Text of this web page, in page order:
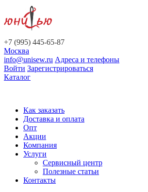
+7 (995) 445-65-87
Москва
info@unisew.ru Адреса и телефоны
Войти Зарегистрироваться
Каталог
Как заказать
Доставка и оплата
Опт
Акции
Компания
Услуги
Сервисный центр
Полезные статьи
Контакты